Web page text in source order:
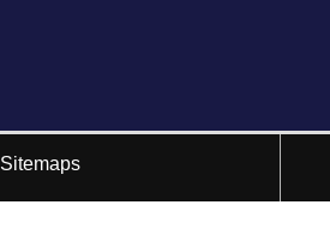
Sitemaps